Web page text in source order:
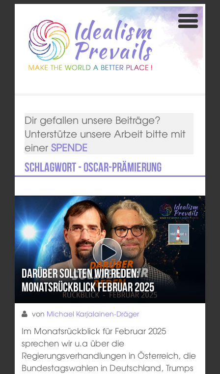
Dir gefallen unsere Beiträge?
Unterstütze unsere Arbeit bitte mit
einer SPENDE
Schlagwort - Oscar-Prämierung
Darüber sollten wir reden:
Monatsrückblick Februar 2025
von Michael Karjalainen-Dräger
Im Monatsrückblick für Februar 2025
sprechen wir u.a über die
Regierungsverhandlungen in Österreich, die
Bundestagswahlen in Deutschland, Trumps